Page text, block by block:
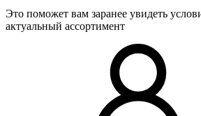
Это поможет вам заранее увидеть
актуальный ассортимент